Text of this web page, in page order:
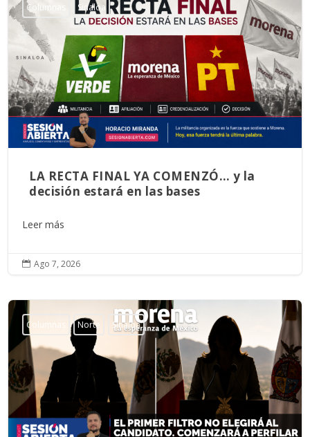
Columnas Sinaloa
LA RECTA FINAL YA COMENZÓ… y la
decisión estará en las bases
Leer más
 Ago 7, 2026
Columnas Norte Sinaloa